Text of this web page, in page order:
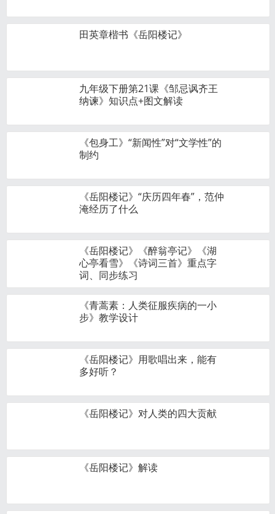
田英章楷书《岳阳楼记》
九年级下册第21课《邹忌讽齐王
纳谏》知识点+图文解读
《包身工》“新闻性”对“文学性”的
制约
《岳阳楼记》“庆历四年春”，范仲
淹经历了什么
《岳阳楼记》《醉翁亭记》《湖
心亭看雪》《诗词三首》重点字
词、同步练习
《青蒿素：人类征服疾病的一小
步》教学设计
《岳阳楼记》用歌唱出来，能有
多好听？
《岳阳楼记》对人类的四大贡献
《岳阳楼记》解读